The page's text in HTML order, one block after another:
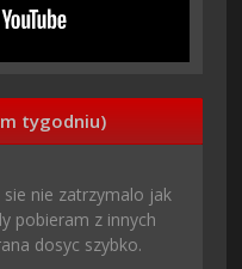
tygodniu)
nie zatrzymalo jak
pobieram z innych
dosyc szybko.